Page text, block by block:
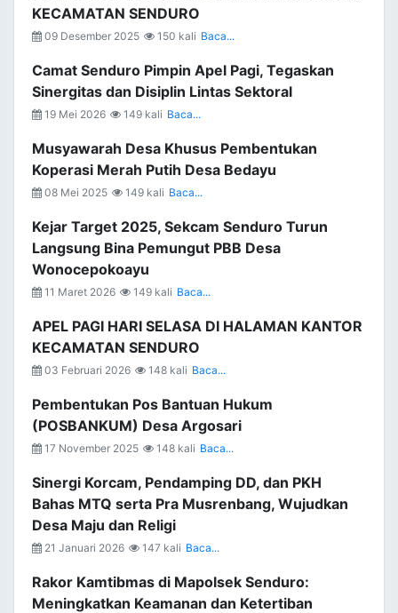
KECAMATAN SENDURO
09 Desember 2025 150 kali Baca...
Camat Senduro Pimpin Apel Pagi, Tegaskan
Sinergitas dan Disiplin Lintas Sektoral
19 Mei 2026 149 kali Baca...
Musyawarah Desa Khusus Pembentukan
Koperasi Merah Putih Desa Bedayu
08 Mei 2025 149 kali Baca...
Kejar Target 2025, Sekcam Senduro Turun
Langsung Bina Pemungut PBB Desa
Wonocepokoayu
11 Maret 2026 149 kali Baca...
APEL PAGI HARI SELASA DI HALAMAN KANTOR
KECAMATAN SENDURO
03 Februari 2026 148 kali Baca...
Pembentukan Pos Bantuan Hukum
(POSBANKUM) Desa Argosari
17 November 2025 148 kali Baca...
Sinergi Korcam, Pendamping DD, dan PKH
Bahas MTQ serta Pra Musrenbang, Wujudkan
Desa Maju dan Religi
21 Januari 2026 147 kali Baca...
Rakor Kamtibmas di Mapolsek Senduro:
Meningkatkan Keamanan dan Ketertiban